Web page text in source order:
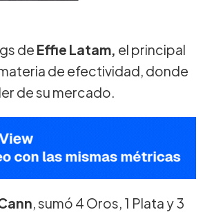
de Effie Latam, el principal
de efectividad, donde
de su mercado.
, sumó 4 Oros, 1 Plata y 3